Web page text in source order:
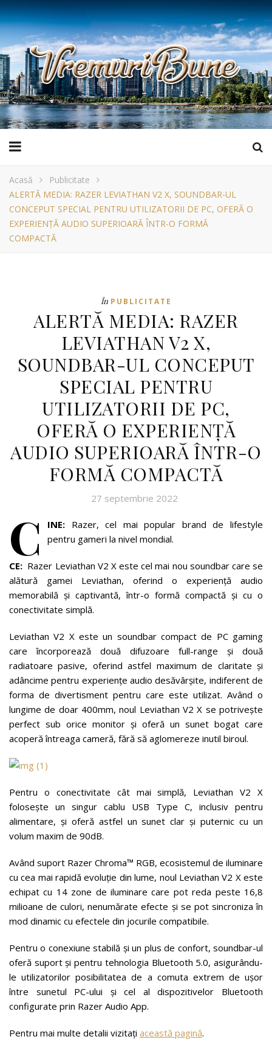
Acasă
Publicitate
ALERTĂ MEDIA: RAZER LEVIATHAN V2 X, SOUNDBAR-UL
CONCEPUT SPECIAL PENTRU UTILIZATORII DE PC, OFERĂ O
EXPERIENȚĂ AUDIO SUPERIOARĂ ÎNTR-O FORMĂ
COMPACTĂ
În PUBLICITATE
ALERTĂ MEDIA: RAZER
LEVIATHAN V2 X,
SOUNDBAR-UL CONCEPUT
SPECIAL PENTRU
UTILIZATORII DE PC,
OFERĂ O EXPERIENȚĂ
AUDIO SUPERIOARĂ ÎNTR-O
FORMĂ COMPACTĂ
27 septembrie 2022
C INE: Razer, cel mai popular brand de lifestyle
pentru gameri la nivel mondial.
CE: Razer Leviathan V2 X este cel mai nou soundbar care se
alătură gamei Leviathan, oferind o experiență audio
memorabilă și captivantă, într-o formă compactă și cu o
conectivitate simplă.
Leviathan V2 X este un soundbar compact de PC gaming
care încorporează două difuzoare full-range și două
radiatoare pasive, oferind astfel maximum de claritate și
adâncime pentru experiențe audio desăvârșite, indiferent de
forma de divertisment pentru care este utilizat. Având o
lungime de doar 400mm, noul Leviathan V2 X se potrivește
perfect sub orice monitor și oferă un sunet bogat care
acoperă întreaga cameră, fără să aglomereze inutil biroul.
Pentru o conectivitate cât mai simplă, Leviathan V2 X
folosește un singur cablu USB Type C, inclusiv pentru
alimentare, și oferă astfel un sunet clar și puternic cu un
volum maxim de 90dB.
Având suport Razer Chroma™ RGB, ecosistemul de iluminare
cu cea mai rapidă evoluție din lume, noul Leviathan V2 X este
echipat cu 14 zone de iluminare care pot reda peste 16,8
milioane de culori, nenumărate efecte și se pot sincroniza în
mod dinamic cu efectele din jocurile compatibile.
Pentru o conexiune stabilă și un plus de confort, soundbar-ul
oferă suport și pentru tehnologia Bluetooth 5.0, asigurându-
le utilizatorilor posibilitatea de a comuta extrem de ușor
între sunetul PC-ului și cel al dispozitivelor Bluetooth
configurate prin Razer Audio App.
Pentru mai multe detalii vizitați această pagină.